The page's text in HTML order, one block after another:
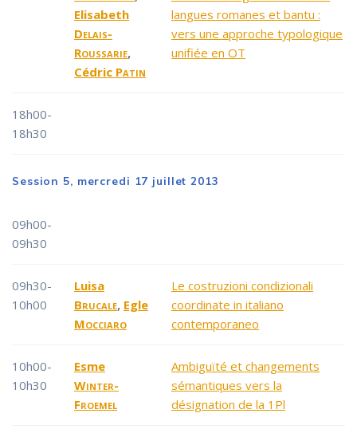
Elisabeth
Delais-
Roussarie,
Cédric Patin
langues romanes et bantu :
vers une approche typologique
unifiée en OT
18h00-
18h30
Session 5, mercredi 17 juillet 2013
09h00-
09h30
09h30-
10h00
Luisa
Brucale, Egle
Mocciaro
Le costruzioni condizionali
coordinate in italiano
contemporaneo
10h00-
10h30
Esme
Winter-
Froemel
Ambiguïté et changements
sémantiques vers la
désignation de la 1Pl